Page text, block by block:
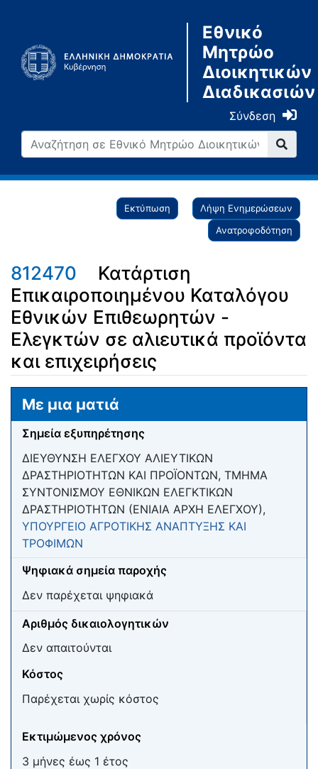
Εθνικό
Μητρώο
Διοικητικών
Διαδικασιών
Σύνδεση
Εκτύπωση
Λήψη Ενημερώσεων
Ανατροφοδότηση
812470
Κατάρτιση
Επικαιροποιημένου Καταλόγου
Εθνικών Επιθεωρητών -
Ελεγκτών σε αλιευτικά προϊόντα
και επιχειρήσεις
Μετάβαση σε: πλοήγηση
Με μια ματιά
Σημεία εξυπηρέτησης
ΔΙΕΥΘΥΝΣΗ ΕΛΕΓΧΟΥ ΑΛΙΕΥΤΙΚΩΝ
ΔΡΑΣΤΗΡΙΟΤΗΤΩΝ ΚΑΙ ΠΡΟΪΟΝΤΩΝ, ΤΜΗΜΑ
ΣΥΝΤΟΝΙΣΜΟΥ ΕΘΝΙΚΩΝ ΕΛΕΓΚΤΙΚΩΝ
ΔΡΑΣΤΗΡΙΟΤΗΤΩΝ (ΕΝΙΑΙΑ ΑΡΧΗ ΕΛΕΓΧΟΥ),
ΥΠΟΥΡΓΕΙΟ ΑΓΡΟΤΙΚΗΣ ΑΝΑΠΤΥΞΗΣ ΚΑΙ
ΤΡΟΦΙΜΩΝ
Ψηφιακά σημεία παροχής
Δεν παρέχεται ψηφιακά
Αριθμός δικαιολογητικών
Δεν απαιτούνται
Κόστος
Παρέχεται χωρίς κόστος
Εκτιμώμενος χρόνος
3 μήνες έως 1 έτος